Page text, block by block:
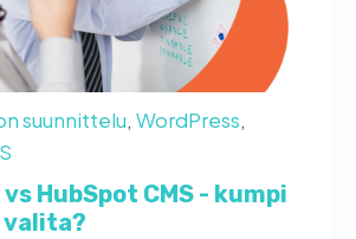
suunnittelu, WordPress,
HubSpot CMS - kumpi